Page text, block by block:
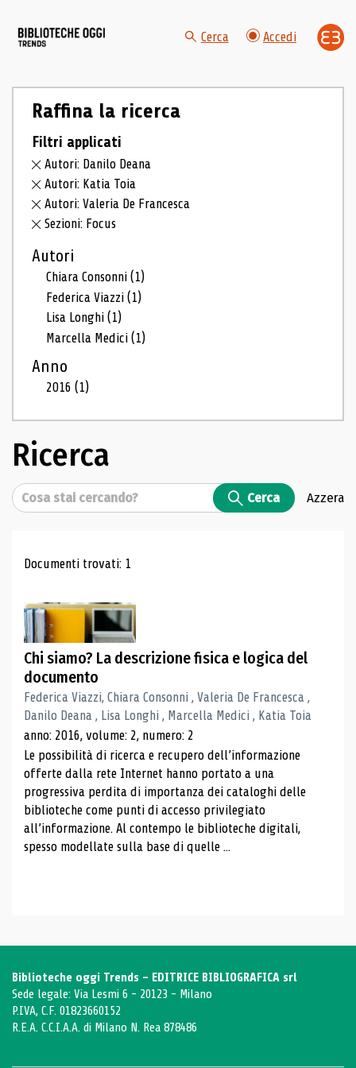
Cerca Accedi
Raffina la ricerca
Filtri applicati
Autori: Danilo Deana
Autori: Katia Toia
Autori: Valeria De Francesca
Sezioni: Focus
Autori
Chiara Consonni(1)
Federica Viazzi(1)
Lisa Longhi(1)
Marcella Medici(1)
Anno
2016(1)
Ricerca
Cerca Cerca Azzera
Risultati di ricerca
Documenti trovati: 1
Chi siamo? La descrizione fisica e logica del
documento
Federica Viazzi, Chiara Consonni , Valeria De Francesca ,
Danilo Deana , Lisa Longhi , Marcella Medici , Katia Toia
anno: 2016, volume: 2, numero: 2
Le possibilità di ricerca e recupero dell’informazione
offerte dalla rete Internet hanno portato a una
progressiva perdita di importanza dei cataloghi delle
biblioteche come punti di accesso privilegiato
all’informazione. Al contempo le biblioteche digitali,
spesso modellate sulla base di quelle ...
Biblioteche oggi Trends - EDITRICE BIBLIOGRAFICA srl
Sede legale: Via Lesmi 6 - 20123 - Milano
P.IVA, C.F. 01823660152
R.E.A. C.C.I.A.A. di Milano N. Rea 878486